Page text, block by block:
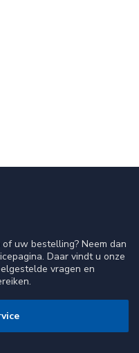
uw bestelling? Neem dan
Daar vindt u onze
vragen en